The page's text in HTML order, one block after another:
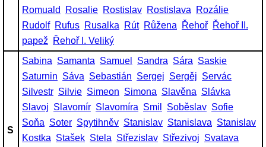
Romuald
Rosalie Rostislav Rostislava
Rozálie
Rudolf Rufus Rusalka Rút Růžena Řehoř Řehoř II.
papež
Řehoř I. Veliký
S
Sabina Samanta Samuel Sandra Sára Saskie
Saturnin Sáva Sebastián Sergej Sergěj Servác
Silvestr Silvie Simeon Simona Slavěna Slávka
Slavoj Slavomír Slavomíra Smil Soběslav Sofie
Soňa Soter Spytihněv Stanislav Stanislava Stanislav
Kostka Stašek Stela Střezislav Střezivoj Svatava